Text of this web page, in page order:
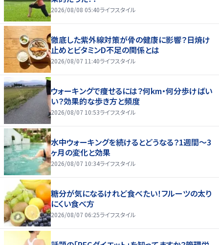
2026/08/08 05:40ライフスタイル
徹底した紫外線対策が骨の健康に影響？日焼け
止めとビタミンD不足の関係とは
2026/08/07 11:40ライフスタイル
ウォーキングで痩せるには？何km・何分歩けばい
い？効果的な歩き方と頻度
2026/08/07 10:53ライフスタイル
水中ウォーキングを続けるとどうなる？1週間～3
ヶ月の変化と効果
2026/08/07 10:34ライフスタイル
糖分が気になるけれど食べたい！フルーツの太り
にくい食べ方
2026/08/07 06:25ライフスタイル